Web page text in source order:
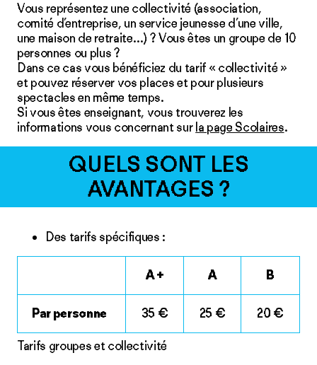
Vous représentez une collectivité (association,
comité d’entreprise, un service jeunesse d’une ville,
une maison de retraite…) ? Vous êtes un groupe de 10
personnes ou plus ?
Dans ce cas vous bénéficiez du tarif « collectivité »
et pouvez réserver vos places et pour plusieurs
spectacles en même temps.
Si vous êtes enseignant, vous trouverez les
informations vous concernant sur la page Scolaires.
QUELS SONT LES
AVANTAGES ?
Des tarifs spécifiques :
A + A B
Par personne 35 € 25 € 20 €
Tarifs groupes et collectivité